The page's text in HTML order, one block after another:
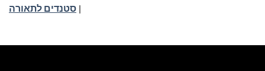
| סטנדים לתאורה